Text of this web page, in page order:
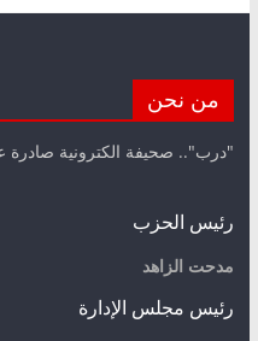
من نحن
"درب".. صحيفة الكترونية
رئيس الحزب
مدحت الزاهد
رئيس مجلس الإدارة